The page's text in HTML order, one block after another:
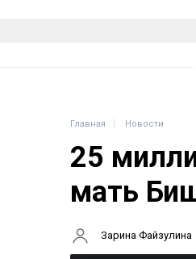
Главная Новости
25
мать
Зарина Файзулина